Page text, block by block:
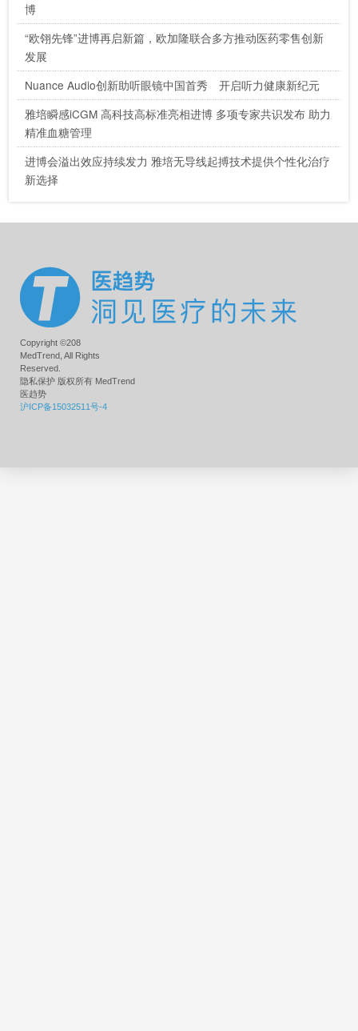
博
“欧翎先锋”进博再启新篇，欧加隆联合多方推动医药零售创新
发展
Nuance Audio创新助听眼镜中国首秀 开启听力健康新纪元
雅培瞬感iCGM 高科技高标准亮相进博 多项专家共识发布 助力
精准血糖管理
进博会溢出效应持续发力 雅培无导线起搏技术提供个性化治疗
新选择
Copyright ©208
MedTrend, All Rights
Reserved.
隐私保护 版权所有 MedTrend
医趋势
沪ICP备15032511号-4